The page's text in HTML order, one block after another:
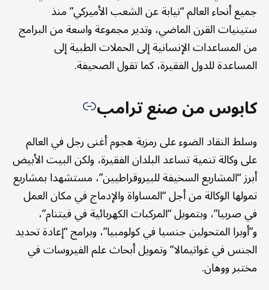
جميع أنحاء العالم “نيابة عن الشعب الأميركي” منذ
ستينيات القرن الماضي، وتدير مجموعة واسعة من البرامج
من المساعدات الإنسانية إلى الحملات الطبية إلى
المساعدة للدول الفقيرة، كما تقول الصحيفة.
كابوس من صنع ترامب
وسلط النقاد الضوء على رمزية هجوم أغنى رجل في العالم
على وكالة تنمية تساعد البلدان الفقيرة، ولكن البيت الأبيض
أبرز “المشاريع السخيفة للبيروقراطيين”، مستشهدا بمشاريع
تمولها الوكالة من أجل “المساواة والإدماج في مكان العمل
في صربيا”، وبتمويل “المركبات الكهربائية في فيتنام”،
و”أوبرا المتحولين جنسيا في كولومبيا”، وبرامج “إعادة تحديد
الجنس في غواتيمالا” وتمويل أبحاث علم الفيروسات في
مختبر ووهان.